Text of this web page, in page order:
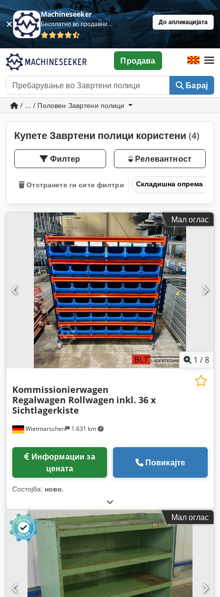
Machineseeker
Бесплатно во продавница До апликацијата
Барај
Продава
/ ... / Половен Завртени полици
Купете Завртени полици користени (4)
Филтер Релевантност
Отстранете ги сите филтри Складишна опрема
Мал оглас
1 /8
Wietmarschen 1.631 km
Kommissionierwagen
Regalwagen Rollwagen inkl. 36 x
Sichtlagerkiste
цената
Повикајте
Состојба: ново,
Мал оглас